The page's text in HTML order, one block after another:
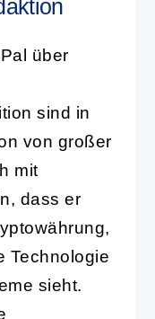
über
sind in
von großer
mit
dass er
Technologie
sieht.